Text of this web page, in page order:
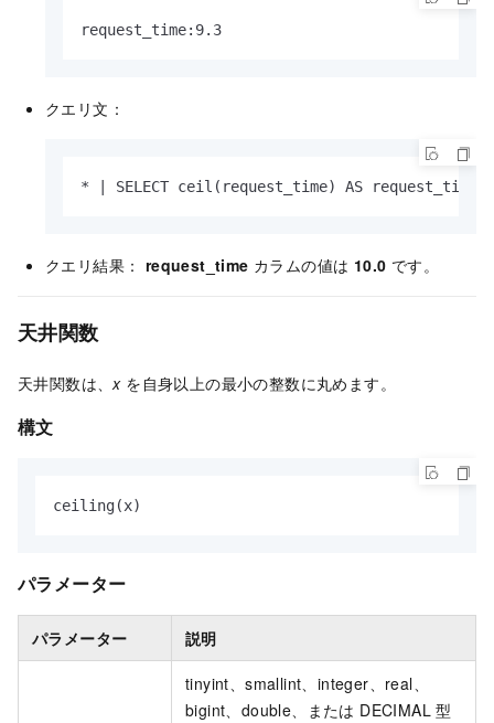
request_time:9.3
クエリ文：
* | SELECT ceil(request_time) AS request_time
クエリ結果： request_time カラムの値は 10.0 です。
天井関数
天井関数は、xを自身以上の最小の整数に丸めます。
構文
ceiling(x)
パラメーター
パラメーター 説明
tinyint、smallint、integer、real、
bigint、double、または DECIMAL 型